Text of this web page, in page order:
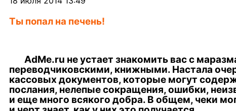
Ты попал на печень!
AdMe.ru не устает знакомить вас с
переводчиковскими, книжными. Настала
кассовых документов, которые могут
послания, нелепые сокращения, ошибки,
и еще много всякого добра. В общем, чеки